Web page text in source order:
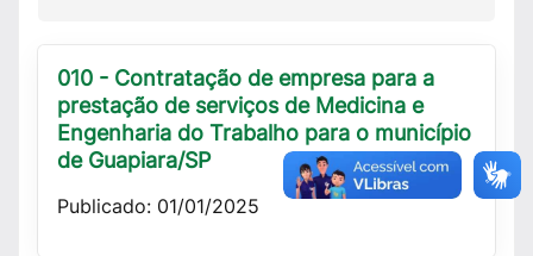
010 - Contratação de empresa para a
prestação de serviços de Medicina e
Engenharia do Trabalho para o município
de Guapiara/SP
Publicado: 01/01/2025